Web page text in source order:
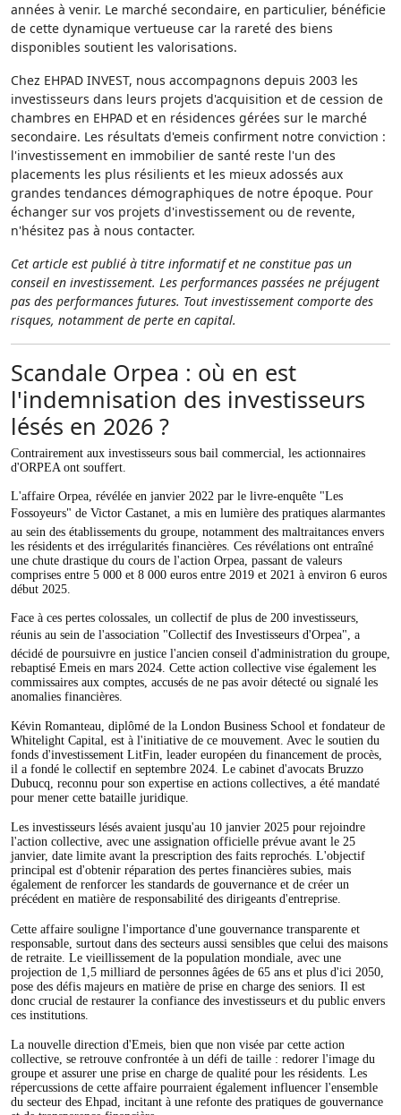
années à venir. Le marché secondaire, en particulier, bénéficie
de cette dynamique vertueuse car la rareté des biens
disponibles soutient les valorisations.
Chez EHPAD INVEST, nous accompagnons depuis 2003 les
investisseurs dans leurs projets d'acquisition et de cession de
chambres en EHPAD et en résidences gérées sur le marché
secondaire. Les résultats d'emeis confirment notre conviction :
l'investissement en immobilier de santé reste l'un des
placements les plus résilients et les mieux adossés aux
grandes tendances démographiques de notre époque. Pour
échanger sur vos projets d'investissement ou de revente,
n'hésitez pas à nous contacter.
Cet article est publié à titre informatif et ne constitue pas un
conseil en investissement. Les performances passées ne préjugent
pas des performances futures. Tout investissement comporte des
risques, notamment de perte en capital.
Scandale Orpea : où en est
l'indemnisation des investisseurs
lésés en 2026 ?
Contrairement aux investisseurs sous bail commercial, les actionnaires
d'ORPEA ont souffert.
L'affaire Orpea, révélée en janvier 2022 par le livre-enquête "Les
Fossoyeurs" de Victor Castanet, a mis en lumière des pratiques alarmantes
au sein des établissements du groupe, notamment des maltraitances envers
les résidents et des irrégularités financières. Ces révélations ont entraîné
une chute drastique du cours de l'action Orpea, passant de valeurs
comprises entre 5 000 et 8 000 euros entre 2019 et 2021 à environ 6 euros
début 2025.
Face à ces pertes colossales, un collectif de plus de 200 investisseurs,
réunis au sein de l'association "Collectif des Investisseurs d'Orpea", a
décidé de poursuivre en justice l'ancien conseil d'administration du groupe,
rebaptisé Emeis en mars 2024. Cette action collective vise également les
commissaires aux comptes, accusés de ne pas avoir détecté ou signalé les
anomalies financières.
Kévin Romanteau, diplômé de la London Business School et fondateur de
Whitelight Capital, est à l'initiative de ce mouvement. Avec le soutien du
fonds d'investissement LitFin, leader européen du financement de procès,
il a fondé le collectif en septembre 2024. Le cabinet d'avocats Bruzzo
Dubucq, reconnu pour son expertise en actions collectives, a été mandaté
pour mener cette bataille juridique.
Les investisseurs lésés avaient jusqu'au 10 janvier 2025 pour rejoindre
l'action collective, avec une assignation officielle prévue avant le 25
janvier, date limite avant la prescription des faits reprochés. L'objectif
principal est d'obtenir réparation des pertes financières subies, mais
également de renforcer les standards de gouvernance et de créer un
précédent en matière de responsabilité des dirigeants d'entreprise.
Cette affaire souligne l'importance d'une gouvernance transparente et
responsable, surtout dans des secteurs aussi sensibles que celui des maisons
de retraite. Le vieillissement de la population mondiale, avec une
projection de 1,5 milliard de personnes âgées de 65 ans et plus d'ici 2050,
pose des défis majeurs en matière de prise en charge des seniors. Il est
donc crucial de restaurer la confiance des investisseurs et du public envers
ces institutions.
La nouvelle direction d'Emeis, bien que non visée par cette action
collective, se retrouve confrontée à un défi de taille : redorer l'image du
groupe et assurer une prise en charge de qualité pour les résidents. Les
répercussions de cette affaire pourraient également influencer l'ensemble
du secteur des Ehpad, incitant à une refonte des pratiques de gouvernance